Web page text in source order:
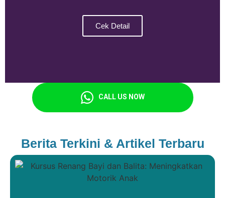
Cek Detail
CALL US NOW
Berita Terkini & Artikel Terbaru